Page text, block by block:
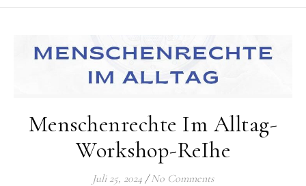
Menschenrechte Im Alltag-
Workshop-ReIhe
Juli 25, 2024 / No Comments